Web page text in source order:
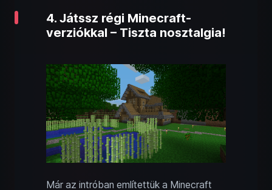
4. Játssz régi Minecraft-
verziókkal – Tiszta nosztalgia!
Már az intróban említettük a Minecraft